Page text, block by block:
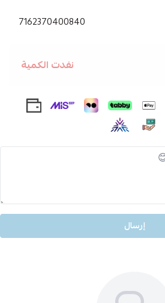
7162370400840
نفدت الكمية
إرسال